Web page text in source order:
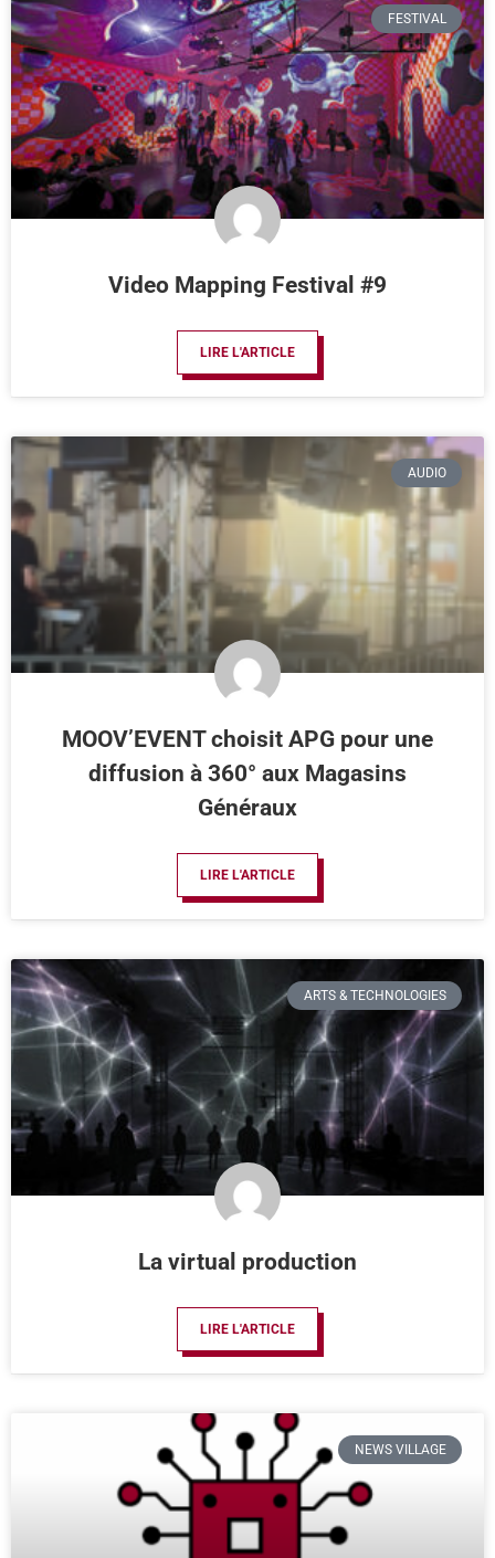
FESTIVAL
Video Mapping Festival #9
LIRE L'ARTICLE
AUDIO
MOOV’EVENT choisit APG pour une
diffusion à 360° aux Magasins
Généraux
LIRE L'ARTICLE
ARTS & TECHNOLOGIES
La virtual production
LIRE L'ARTICLE
NEWS VILLAGE